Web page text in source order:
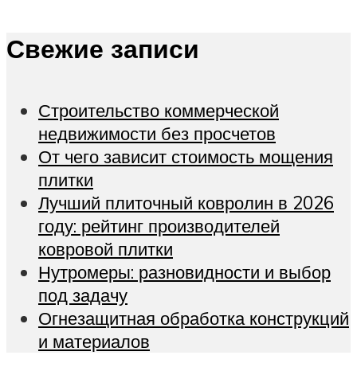
Свежие записи
Строительство коммерческой
недвижимости без просчетов
От чего зависит стоимость мощения
плитки
Лучший плиточный ковролин в 2026
году: рейтинг производителей
ковровой плитки
Нутромеры: разновидности и выбор
под задачу
Огнезащитная обработка конструкций
и материалов